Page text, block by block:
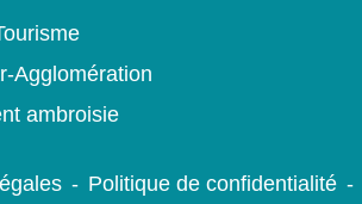
Agglomération
ambroisie
- Politique de confidentialité -